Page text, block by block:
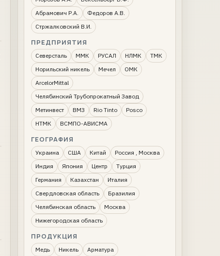
Абрамович Р.А.
Федоров А.В.
Стржалковский В.И.
ПРЕДПРИЯТИЯ
Северсталь ММК РУСАЛ НЛМК
ТМК
Норильский никель
Мечел
ОМК
ArcelorMittal
Челябинский Трубопрокатный Завод
Метинвест
ВМЗ Rio Tinto
Posco
НТМК
ВСМПО-АВИСМА
ГЕОГРАФИЯ
Украина США Китай
Россия , Москва
Индия
Япония Центр
Турция
Германия
Казахстан
Италия
Свердловская область
Бразилия
Челябинская область
Москва
Нижегородская область
ПРОДУКЦИЯ
Медь Никель
Арматура